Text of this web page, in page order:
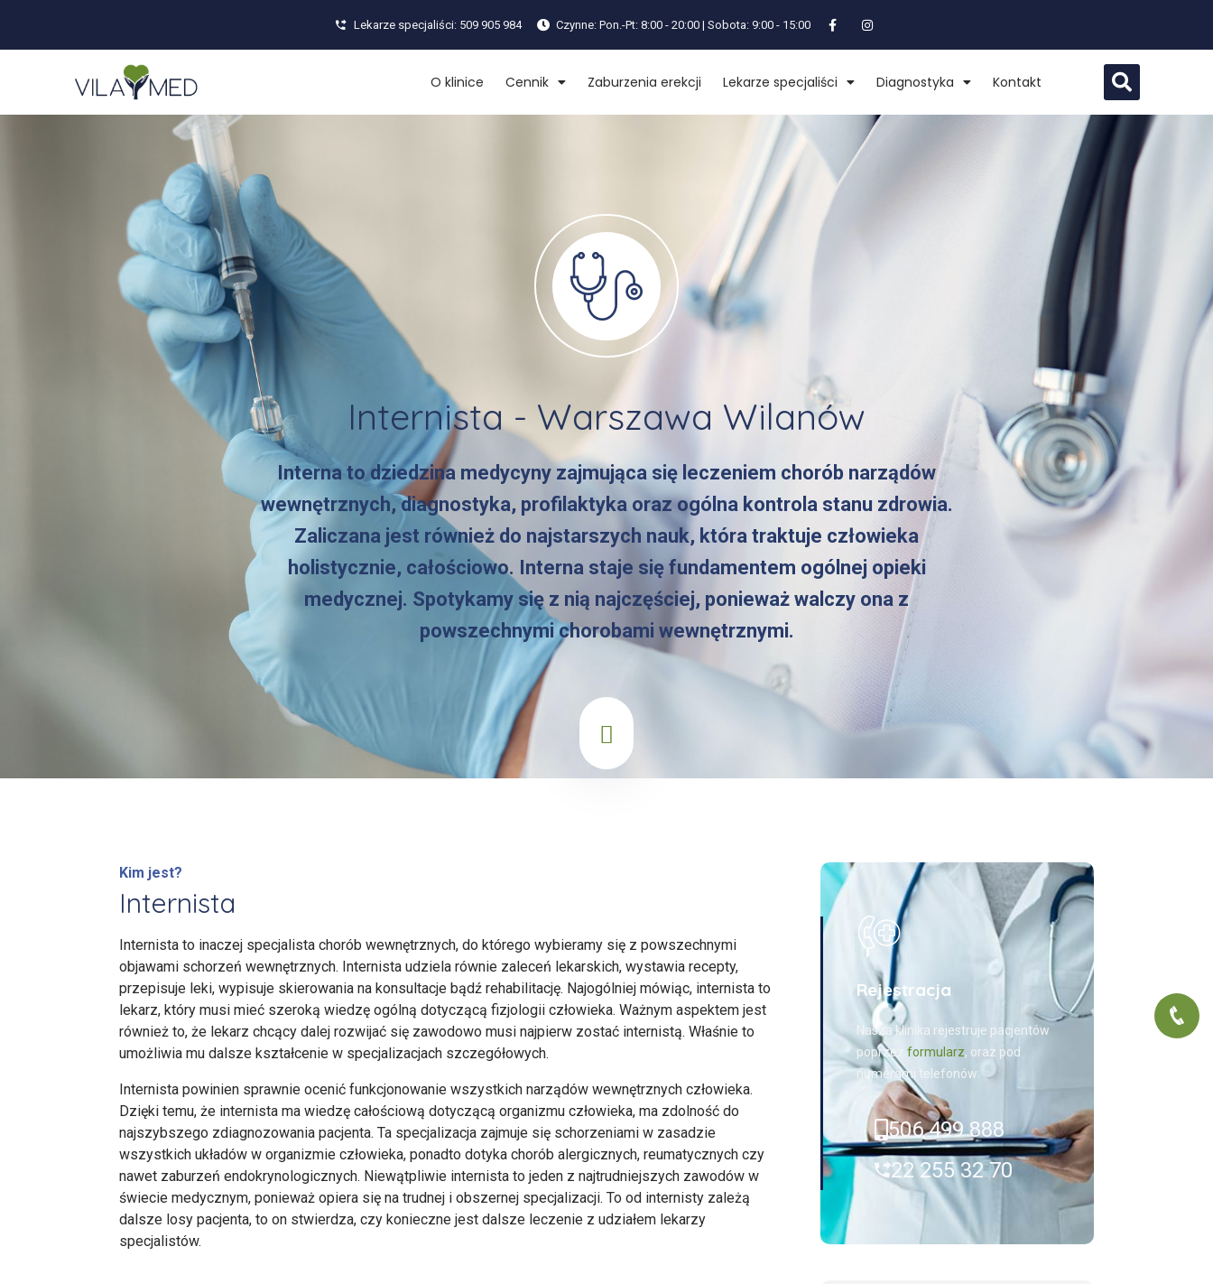
Lekarze specjaliści: 509 905 984 Czynne: Pon.-Pt: 8:00 - 20:00 | Sobota: 9:00 - 15:00
O klinice Cennik Zaburzenia erekcji Lekarze specjaliści Diagnostyka Kontakt
Internista - Warszawa Wilanów
Interna to dziedzina medycyny zajmująca się leczeniem chorób narządów
wewnętrznych, diagnostyka, profilaktyka oraz ogólna kontrola stanu zdrowia.
Zaliczana jest również do najstarszych nauk, która traktuje człowieka
holistycznie, całościowo. Interna staje się fundamentem ogólnej opieki
medycznej. Spotykamy się z nią najczęściej, ponieważ walczy ona z
powszechnymi chorobami wewnętrznymi.
Kim jest?
Internista
Internista to inaczej specjalista chorób wewnętrznych, do którego wybieramy się z powszechnymi
objawami schorzeń wewnętrznych. Internista udziela równie zaleceń lekarskich, wystawia recepty,
przepisuje leki, wypisuje skierowania na konsultacje bądź rehabilitację. Najogólniej mówiąc, internista to
lekarz, który musi mieć szeroką wiedzę ogólną dotyczącą fizjologii człowieka. Ważnym aspektem jest
również to, że lekarz chcący dalej rozwijać się zawodowo musi najpierw zostać internistą. Właśnie to
umożliwia mu dalsze kształcenie w specjalizacjach szczegółowych.
Internista powinien sprawnie ocenić funkcjonowanie wszystkich narządów wewnętrznych człowieka.
Dzięki temu, że internista ma wiedzę całościową dotyczącą organizmu człowieka, ma zdolność do
najszybszego zdiagnozowania pacjenta. Ta specjalizacja zajmuje się schorzeniami w zasadzie
wszystkich układów w organizmie człowieka, ponadto dotyka chorób alergicznych, reumatycznych czy
nawet zaburzeń endokrynologicznych. Niewątpliwie internista to jeden z najtrudniejszych zawodów w
świecie medycznym, ponieważ opiera się na trudnej i obszernej specjalizacji. To od internisty zależą
dalsze losy pacjenta, to on stwierdza, czy konieczne jest dalsze leczenie z udziałem lekarzy
specjalistów.
Rejestracja
Nasza klinika rejestruje pacjentów
poprzez formularz, oraz pod
numerami telefonów:
506 499 888
22 255 32 70